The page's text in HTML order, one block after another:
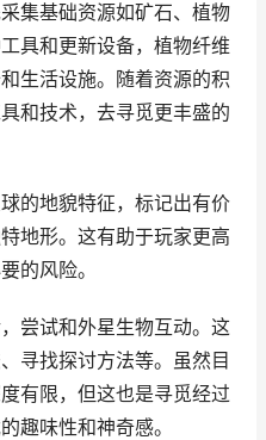
集基础资源如矿石、植物
具和更新设备，植物纤维
生活设施。随着资源的积
和技术，去寻觅更丰盛的
的地貌特征，标记出有价
地形。这有助于玩家更高
的风险。
尝试和外星生物互动。这
寻找探讨方法等。虽然目
有限，但这也是寻觅经过
趣味性和神奇感。